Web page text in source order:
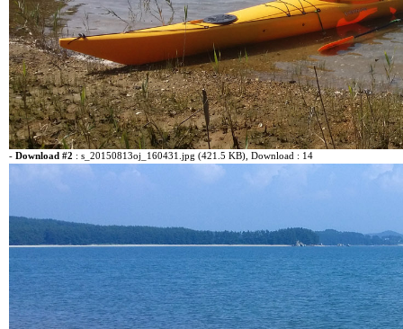
- Download #2 : s_20150813oj_160431.jpg (421.5 KB), Download : 14